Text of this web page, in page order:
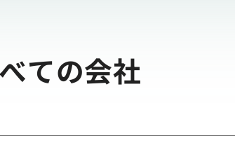
ての会社